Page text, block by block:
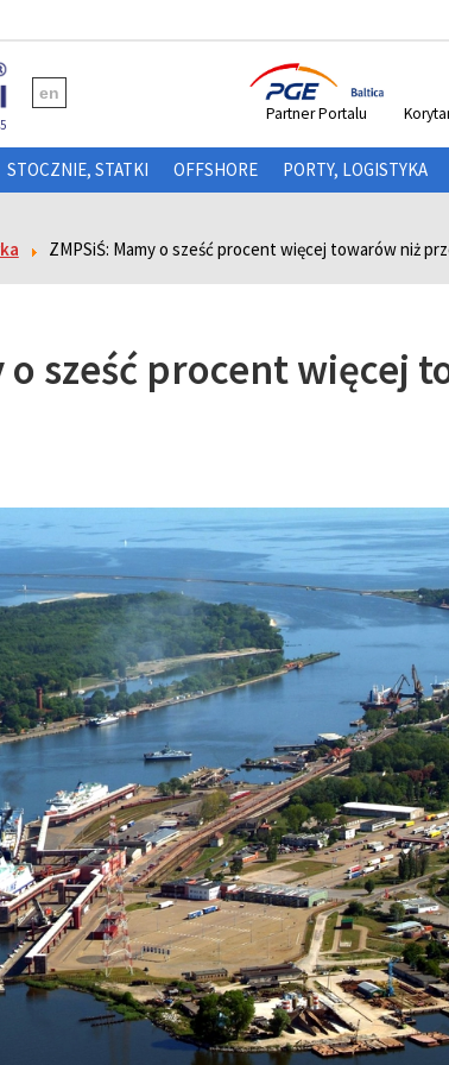
en
Partner Portalu
STOCZNIE, STATKI OFFSHORE PORTY, LOGISTYKA
ZMPSiŚ: Mamy o sześć procent więcej towarów niż
o sześć procent więcej